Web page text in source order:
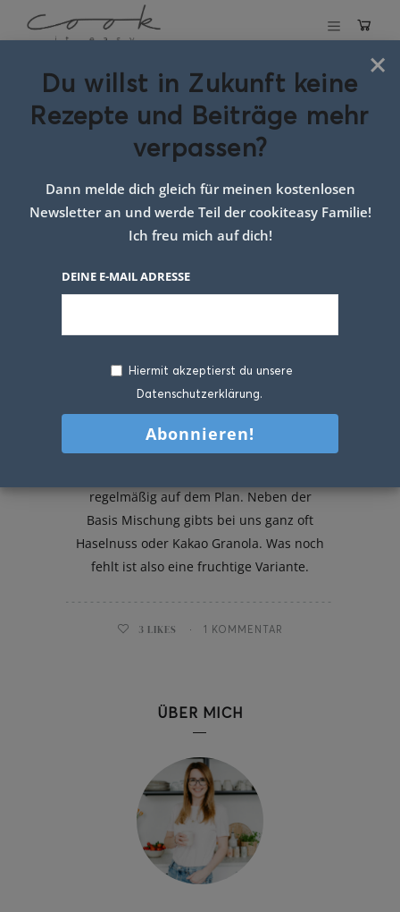
Schlagwort:
beeren müsli
Himbeer Granola
regelmäßig auf dem Plan. Neben der
Basis Mischung gibts bei uns ganz oft
Haselnuss oder Kakao Granola. Was noch
fehlt ist also eine fruchtige Variante.
3 LIKES 1 KOMMENTAR
ÜBER MICH
×
Du willst in Zukunft keine
Rezepte und Beiträge mehr
verpassen?
Dann melde dich gleich für meinen kostenlosen
Newsletter an und werde Teil der cookiteasy Familie!
Ich freu mich auf dich!
DEINE E-MAIL ADRESSE
Hiermit akzeptierst du unsere
Datenschutzerklärung.